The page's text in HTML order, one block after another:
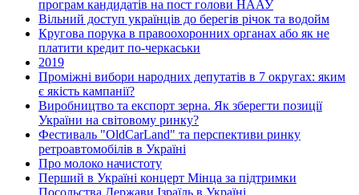
програм кандидатів на пост голови НААУ
Вільний доступ українців до берегів річок та водойм
Кругова порука в правоохоронних органах або як не
платити кредит по-черкаськи
2019
Проміжні вибори народних депутатів в 7 округах: яким
є якість кампанії?
Виробництво та експорт зерна. Як зберегти позиції
України на світовому ринку?
Фестиваль "OldCarLand" та перспективи ринку
ретроавтомобілів в Україні
Про молоко начистоту
Перший в Україні концерт Мінца за підтримки
Посольства Держави Ізраїль в Україні